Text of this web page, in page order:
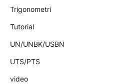
Trigonometri
Tutorial
UN/UNBK/USBN
UTS/PTS
video